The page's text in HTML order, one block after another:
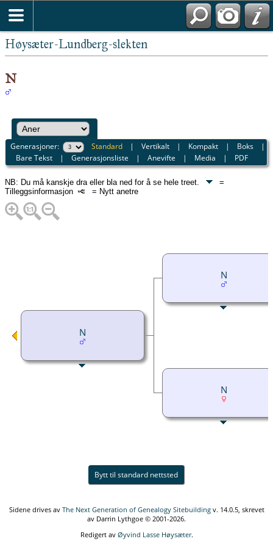
Høysæter-Lundberg-slekten
N
Generasjoner: Standard |Vertikalt | Kompakt | Boks |
Bare Tekst |Generasjonsliste |Anevifte | Media | PDF
NB: Du må kanskje dra eller bla ned for å se hele treet.
=
Tilleggsinformasjon
= Nytt anetre
N
N
N
Bytt til standard nettsted
Sidene drives av The Next Generation of Genealogy Sitebuildingv. 14.0.5, skrevet
av Darrin Lythgoe © 2001-2026.
Redigert av Øyvind Lasse Høysæter.